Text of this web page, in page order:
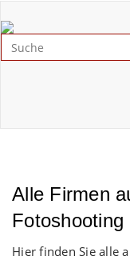
Alle Firmen
Fotoshooting
Hier finden Sie alle